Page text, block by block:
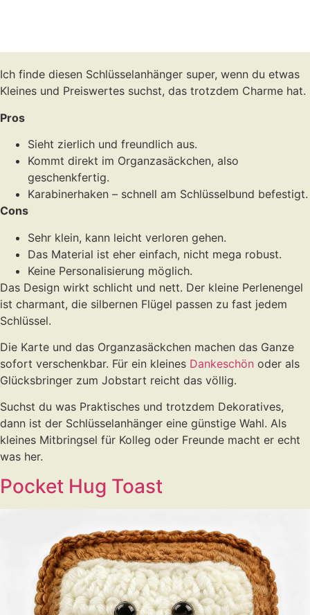
Ich finde diesen Schlüsselanhänger super, wenn du etwas
Kleines und Preiswertes suchst, das trotzdem Charme hat.
Pros
Sieht zierlich und freundlich aus.
Kommt direkt im Organzasäckchen, also
geschenkfertig.
Karabinerhaken – schnell am Schlüsselbund befestigt.
Cons
Sehr klein, kann leicht verloren gehen.
Das Material ist eher einfach, nicht mega robust.
Keine Personalisierung möglich.
Das Design wirkt schlicht und nett. Der kleine Perlenengel
ist charmant, die silbernen Flügel passen zu fast jedem
Schlüssel.
Die Karte und das Organzasäckchen machen das Ganze
sofort verschenkbar. Für ein kleines Dankeschön oder als
Glücksbringer zum Jobstart reicht das völlig.
Suchst du was Praktisches und trotzdem Dekoratives,
dann ist der Schlüsselanhänger eine günstige Wahl. Als
kleines Mitbringsel für Kolleg oder Freunde macht er echt
was her.
Pocket Hug Toast